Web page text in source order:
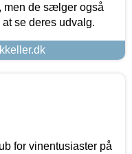
men de sælger også
se deres udvalg.
for vinentusiaster på